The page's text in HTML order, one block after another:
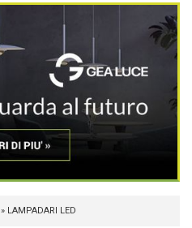
» LAMPADARI LED